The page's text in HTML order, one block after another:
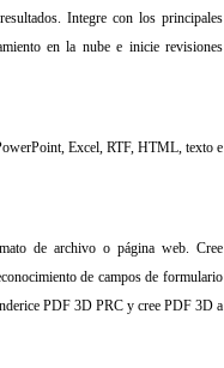
Integre con los principales
en la nube e inicie revisiones
Excel, RTF, HTML, texto e
de archivo o página web. Cree
de campos de formulario
PDF 3D PRC y cree PDF 3D a